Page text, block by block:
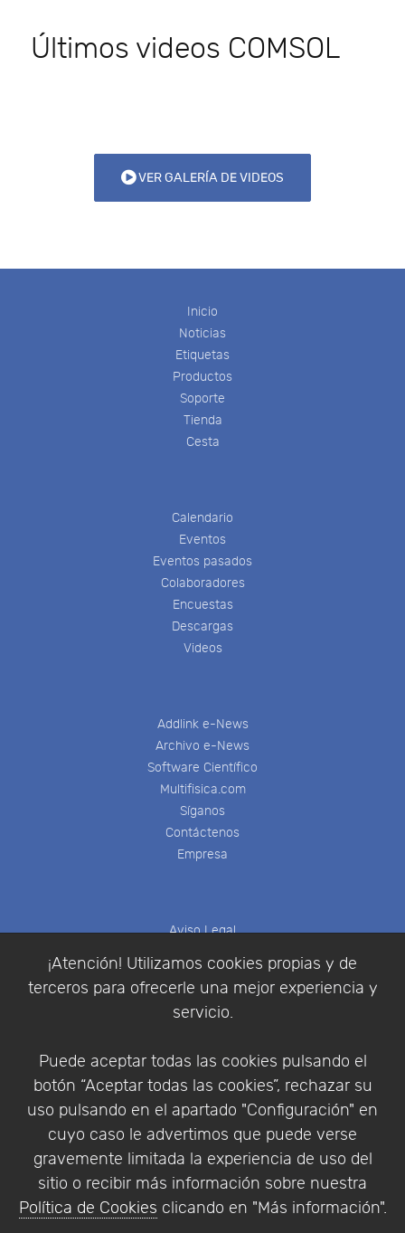
¡Atención! Utilizamos cookies propias y de
terceros para ofrecerle una mejor experiencia y
servicio.
Puede aceptar todas las cookies pulsando el
botón “Aceptar todas las cookies”, rechazar su
uso pulsando en el apartado "Configuración" en
cuyo caso le advertimos que puede verse
gravemente limitada la experiencia de uso del
sitio o recibir más información sobre nuestra
Política de Cookies clicando en "Más información".
Últimos videos COMSOL
VER GALERÍA DE VIDEOS
Inicio
Noticias
Etiquetas
Productos
Soporte
Tienda
Cesta
Calendario
Eventos
Eventos pasados
Colaboradores
Encuestas
Descargas
Videos
Addlink e-News
Archivo e-News
Software Científico
Multifisica.com
Síganos
Contáctenos
Empresa
Aviso Legal
Política de Privacidad
Condiciones de compra
Identificarse
Empresa|Aviso Legal| Política de Privacidad |
Política de Cookies
© Copyright 1994 - 2026. Addlink Software
Científico, S.L.